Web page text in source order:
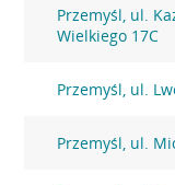
Przemyśl, ul.
Wielkiego 17C
Przemyśl, ul.
Przemyśl, ul.